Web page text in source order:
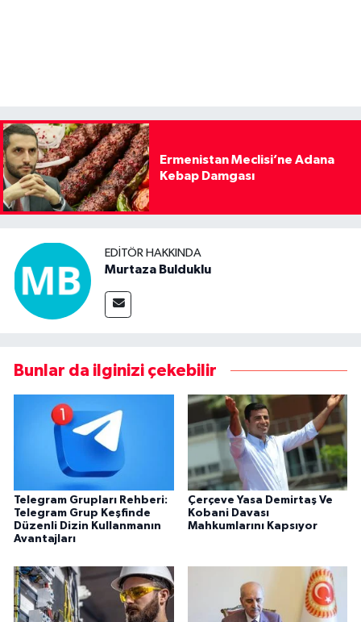
Ermenistan Meclisi’ne Adana
Kebap Damgası
EDITÖR HAKKINDA
Murtaza Bulduklu
Bunlar da ilginizi çekebilir
Telegram Grupları Rehberi:
Telegram Grup Keşfinde
Düzenli Dizin Kullanmanın
Avantajları
Çerçeve Yasa Demirtaş Ve
Kobani Davası
Mahkumlarını Kapsıyor